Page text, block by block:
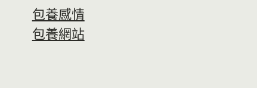
包養感情
包養網站